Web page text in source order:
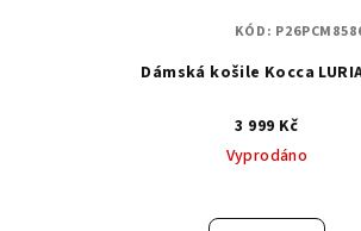
Dámská košile Kocca
3 999 Kč
Vyprodáno
KÓD: